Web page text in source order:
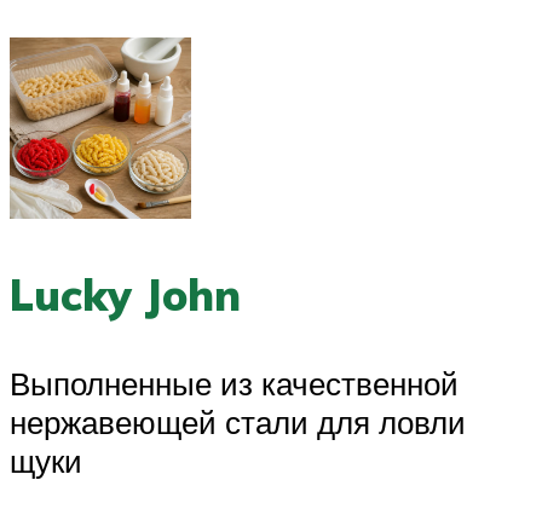
Lucky John
Выполненные из качественной
нержавеющей стали для ловли
щуки